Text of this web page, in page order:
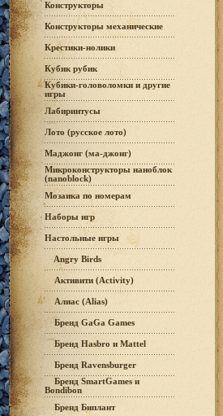
Конструкторы
Конструкторы механические
Крестики-нолики
Кубик рубик
Кубики-головоломки и другие
игры
Лабиринтусы
Лото (русское лото)
Маджонг (ма-джонг)
Микроконструкторы наноблок
(nanoblock)
Мозаика по номерам
Наборы игр
Настольные игры
Angry Birds
Активити (Activity)
Алиас (Alias)
Бренд GaGa Games
Бренд Hasbro и Mattel
Бренд Ravensburger
Бренд SmartGames и
Bondibon
Бренд Биплант